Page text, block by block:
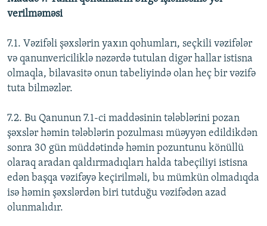
verilməməsi
7.1. Vəzifəli şəxslərin yaxın qohumları, seçkili vəzifələr
və qanunvericiliklə nəzərdə tutulan digər hallar istisna
olmaqla, bilavasitə onun tabeliyində olan heç bir vəzifə
tuta bilməzlər.
7.2. Bu Qanunun 7.1-ci maddəsinin tələblərini pozan
şəxslər həmin tələblərin pozulması müəyyən edildikdən
sonra 30 gün müddətində həmin pozuntunu könüllü
olaraq aradan qaldırmadıqları halda tabeçiliyi istisna
edən başqa vəzifəyə keçirilməli, bu mümkün olmadıqda
isə həmin şəxslərdən biri tutduğu vəzifədən azad
olunmalıdır.